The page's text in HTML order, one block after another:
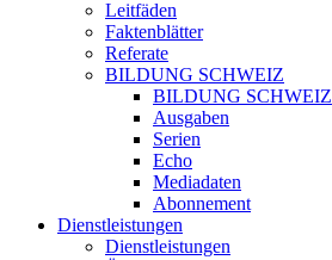
Leitfäden
Faktenblätter
Referate
BILDUNG SCHWEIZ
BILDUNG SCHWEIZ
Ausgaben
Serien
Echo
Mediadaten
Abonnement
Dienstleistungen
Dienstleistungen